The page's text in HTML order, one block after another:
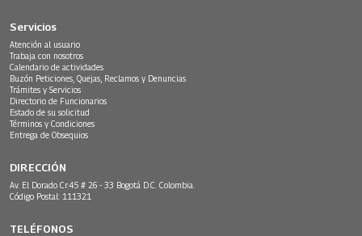
Servicios
Atención al usuario
Trabaja con nosotros
Calendario de actividades
Buzón Peticiones, Quejas, Reclamos y Denuncias
Trámites y Servicios
Directorio de Funcionarios
Estado de su solicitud
Términos y Condiciones
Entrega de Obsequios
DIRECCIÓN
Av. El Dorado Cr.45 # 26 - 33 Bogotá D.C. Colombia.
Código Postal: 111321
TELÉFONOS